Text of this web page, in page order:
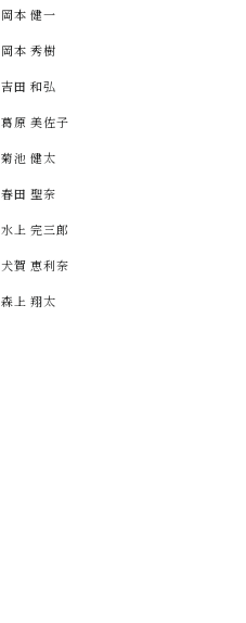
岡本 健一
岡本 秀樹
吉田 和弘
葛原 美佐子
菊池 健太
春田 聖奈
水上 完三郎
犬賀 恵利奈
森上 翔太